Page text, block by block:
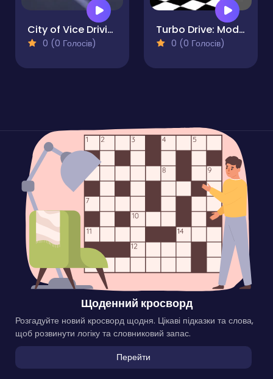
City of Vice Driving
0 (0 Голосів)
Turbo Drive: Mode Blitz
0 (0 Голосів)
Щоденний кросворд
Розгадуйте новий кросворд щодня. Цікаві підказки та слова,
щоб розвинути логіку та словниковий запас.
Перейти